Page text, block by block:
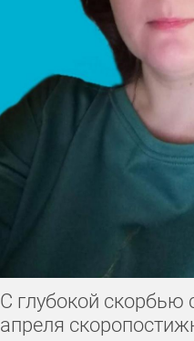
С глубокой скорбью
апреля